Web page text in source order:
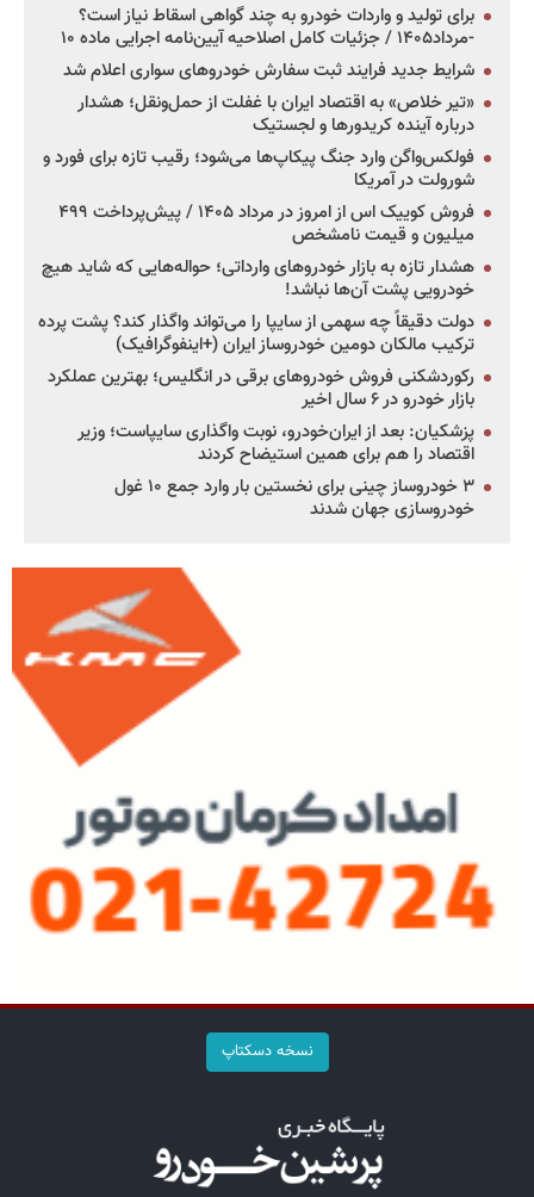
برای تولید و واردات خودرو به چند گواهی اسقاط نیاز است؟
-مرداد۱۴۰۵ / جزئیات کامل اصلاحیه آیین‌نامه اجرایی ماده ۱۰
شرایط جدید فرایند ثبت سفارش خودروهای سواری اعلام شد
«تیر خلاص» به اقتصاد ایران با غفلت از حمل‌ونقل؛ هشدار
درباره آینده کریدورها و لجستیک
فولکس‌واگن وارد جنگ پیکاپ‌ها می‌شود؛ رقیب تازه برای فورد و
شورولت در آمریکا
فروش کوییک اس از امروز در مرداد ۱۴۰۵ / پیش‌پرداخت ۴۹۹
میلیون و قیمت نامشخص
هشدار تازه به بازار خودروهای وارداتی؛ حواله‌هایی که شاید هیچ
خودرویی پشت آن‌ها نباشد!
دولت دقیقاً چه سهمی از سایپا را می‌تواند واگذار کند؟ پشت پرده
ترکیب مالکان دومین خودروساز ایران (+اینفوگرافیک)
رکوردشکنی فروش خودروهای برقی در انگلیس؛ بهترین عملکرد
بازار خودرو در ۶ سال اخیر
پزشکیان: بعد از ایران‌خودرو، نوبت واگذاری سایپاست؛ وزیر
اقتصاد را هم برای همین استیضاح کردند
۳ خودروساز چینی برای نخستین بار وارد جمع ۱۰ غول
خودروسازی جهان شدند
نسخه دسکتاپ